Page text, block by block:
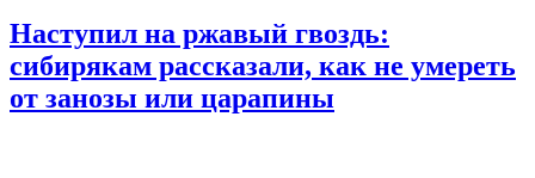
Наступил на ржавый гвоздь:
сибирякам рассказали, как не умереть
от занозы или царапины